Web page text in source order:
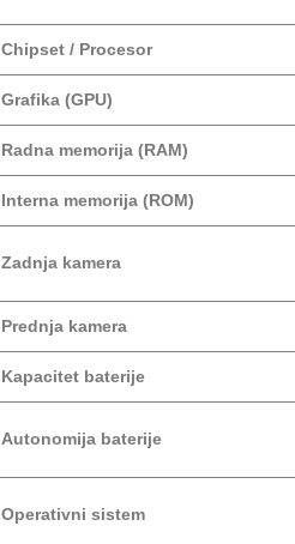
Chipset / Procesor
Grafika (GPU)
Radna memorija (RAM)
Interna memorija (ROM)
Zadnja kamera
Prednja kamera
Kapacitet baterije
Autonomija baterije
Operativni sistem